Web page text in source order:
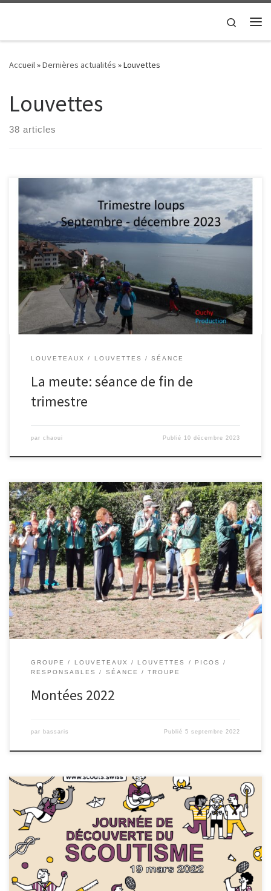
Search
Accueil»Dernières actualités »Louvettes
Louvettes
38 articles
LOUVETEAUX LOUVETTES SÉANCE
La meute: séance de fin de
trimestre
par chaoui Publié 10 décembre 2023
GROUPE LOUVETEAUX LOUVETTES
PICOS
RESPONSABLES
SÉANCE TROUPE
Montées 2022
par bassaris Publié5 septembre 2022